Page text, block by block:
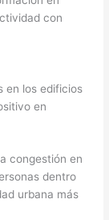
con
en los edificios
en
congestión en
dentro
urbana más